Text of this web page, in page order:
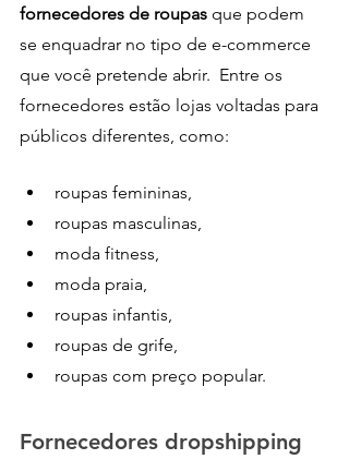
fornecedores de roupas que podem
se enquadrar no tipo de e-commerce
que você pretende abrir.  Entre os
fornecedores estão lojas voltadas para
públicos diferentes, como:
roupas femininas,
roupas masculinas,
moda fitness,
moda praia,
roupas infantis,
roupas de grife,
roupas com preço popular.
Fornecedores dropshipping